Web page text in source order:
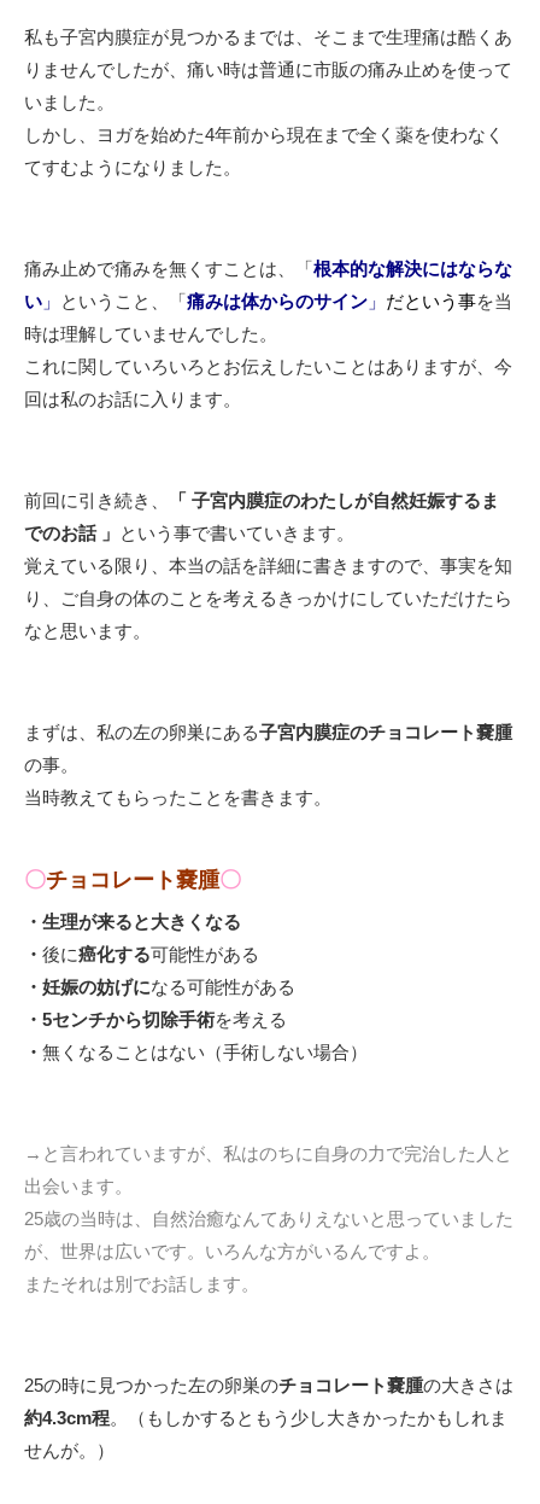
私も子宮内膜症が見つかるまでは、そこまで生理痛は酷くあ
りませんでしたが、痛い時は普通に市販の痛み止めを使って
いました。
しかし、ヨガを始めた4年前から現在まで全く薬を使わなく
てすむようになりました。
痛み止めで痛みを無くすことは、「根本的な解決にはならな
い 」 ということ、「痛みは体からのサイン 」 だという事を当
時は理解していませんでした。
これに関していろいろとお伝えしたいことはありますが、今
回は私のお話に入ります。
前回に引き続き、
「 子宮内膜症のわたしが自然妊娠するま
でのお話 」 という事で書いていきます。
覚えている限り、本当の話を詳細に書きますので、事実を知
り、ご自身の体のことを考えるきっかけにしていただけたら
なと思います。
まずは、私の左の卵巣にある子宮内膜症のチョコレート嚢腫
の事。
当時教えてもらったことを書きます。
〇チョコレート嚢腫〇
・ 生理が来ると大きくなる
・ 後に癌化する可能性がある
・妊娠の妨げになる可能性がある
・ 5センチから切除手術を考える
・ 無くなることはない（手術しない場合）
→と言われていますが、私はのちに自身の力で完治した人と
出会います。
25歳の当時は、自然治癒なんてありえないと思っていました
が、世界は広いです。いろんな方がいるんですよ。
またそれは別でお話します。
25の時に見つかった左の卵巣のチョコレート嚢腫の大きさは
約4.3cm程。（もしかするともう少し大きかったかもしれま
せんが。）